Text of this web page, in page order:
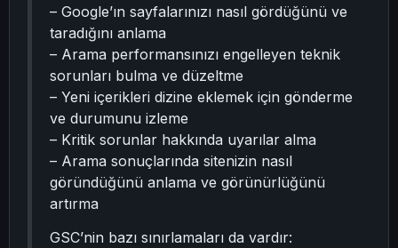
– Google’ın sayfalarınızı nasıl gördüğünü ve
taradığını anlama
– Arama performansınızı engelleyen teknik
sorunları bulma ve düzeltme
– Yeni içerikleri dizine eklemek için gönderme
ve durumunu izleme
– Kritik sorunlar hakkında uyarılar alma
– Arama sonuçlarında sitenizin nasıl
göründüğünü anlama ve görünürlüğünü
artırma
GSC’nin bazı sınırlamaları da vardır: